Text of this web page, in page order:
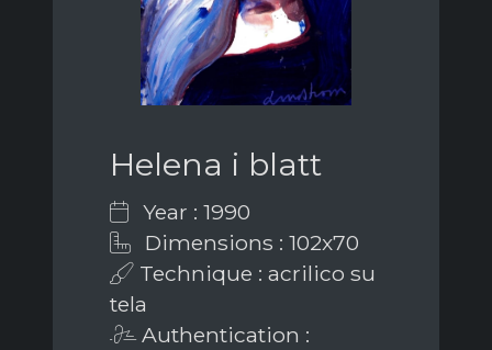
Helena i blatt
Year : 1990
Dimensions : 102x70
Technique : acrilico su
tela
Authentication :